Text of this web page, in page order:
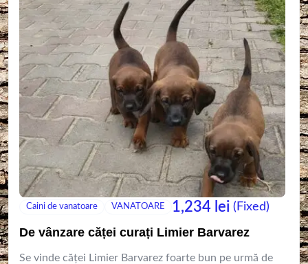
Caini de vanatoare VANATOARE 1,234 lei (Fixed)
De vânzare căței curați Limier Barvarez
Se vinde căței Limier Barvarez foarte bun pe urmă de